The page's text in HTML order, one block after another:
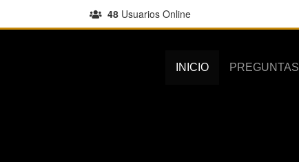
48Usuarios Online
INICIO PREGUNTAS